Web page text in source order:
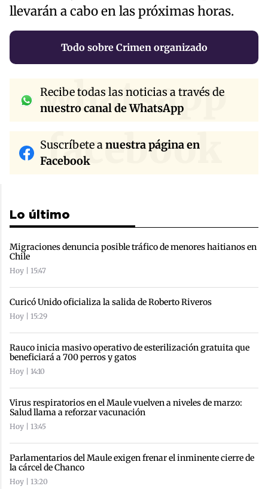
llevarán a cabo en las próximas horas.
Todo sobre Crimen organizado
whatsapp
Recibe todas las noticias a través de
nuestro canal de WhatsApp
facebook
Suscríbete anuestra página en
Facebook
Lo último
Migraciones denuncia posible tráfico de menores haitianos en
Chile
Hoy | 15:47
Curicó Unido oficializa la salida de Roberto Riveros
Hoy | 15:29
Rauco inicia masivo operativo de esterilización gratuita que
beneficiará a 700 perros y gatos
Hoy | 14:10
Virus respiratorios en el Maule vuelven a niveles de marzo:
Salud llama a reforzar vacunación
Hoy | 13:45
Parlamentarios del Maule exigen frenar el inminente cierre de
la cárcel de Chanco
Hoy | 13:20